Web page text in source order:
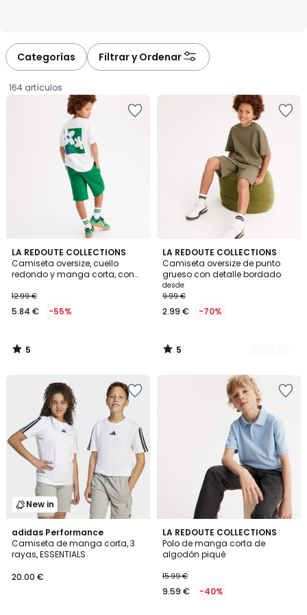
Categorías Filtrar y Ordenar
164 artículos
LA REDOUTE COLLECTIONS
Camiseta oversize, cuello
redondo y manga corta, con
€
en
de
12.99
descuento
aplicado.
12.99 €
5.84 € -55%
5
/
5
5
/
LA REDOUTE COLLECTIONS
Camiseta oversize de punto
grueso con detalle bordado
desde
9.99 €
2.99 € -70%
5
/
5
4
Colores
5
/
New in
adidas Performance
Camiseta de manga corta, 3
rayas, ESSENTIALS
20.00 €
4,9
/ 5
LA REDOUTE COLLECTIONS
Polo de manga corta de
algodón piqué
15.99 €
9.59 € -40%
4,9
/ 5
3
Colores